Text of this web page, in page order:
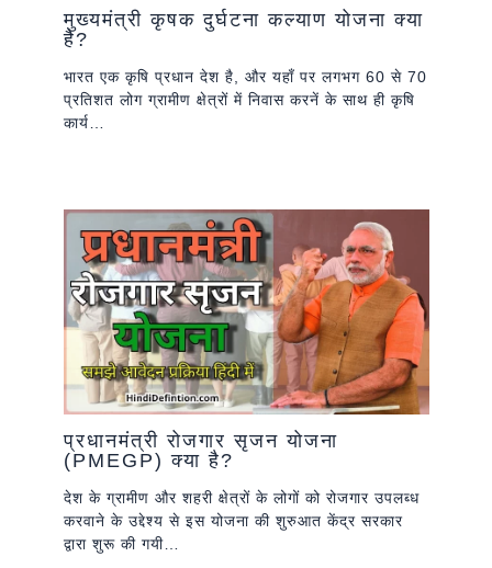
मुख्यमंत्री कृषक दुर्घटना कल्याण योजना क्या
है?
भारत एक कृषि प्रधान देश है, और यहाँ पर लगभग 60 से 70
प्रतिशत लोग ग्रामीण क्षेत्रों में निवास करनें के साथ ही कृषि
कार्य…
प्रधानमंत्री रोजगार सृजन योजना
(PMEGP) क्या है?
देश के ग्रामीण और शहरी क्षेत्रों के लोगों को रोजगार उपलब्ध
करवाने के उद्देश्य से इस योजना की शुरुआत केंद्र सरकार
द्वारा शुरू की गयी…